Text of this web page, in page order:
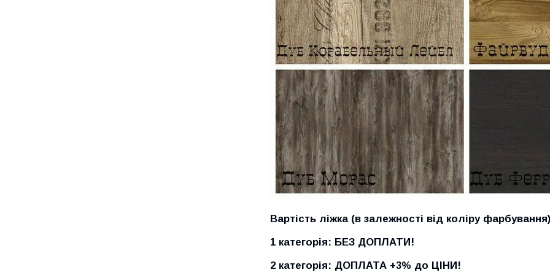
Вартість ліжка (в залежності від коліру
1 категорія: БЕЗ ДОПЛАТИ!
2 категорія: ДОПЛАТА +3% до ЦІНИ!